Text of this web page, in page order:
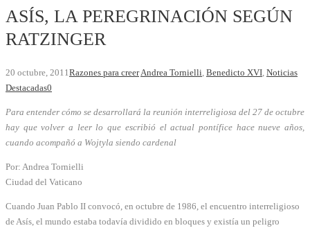
ASÍS, LA PEREGRINACIÓN SEGÚN
RATZINGER
20 octubre, 2011Razones para creerAndrea Tornielli, Benedicto XVI, Noticias
Destacadas0
Para entender cómo se desarrollará la reunión interreligiosa del 27 de octubre
hay que volver a leer lo que escribió el actual pontífice hace nueve años,
cuando acompañó a Wojtyla siendo cardenal
Por: Andrea Tornielli
Ciudad del Vaticano
Cuando Juan Pablo II convocó, en octubre de 1986, el encuentro interreligioso
de Asís, el mundo estaba todavía dividido en bloques y existía un peligro